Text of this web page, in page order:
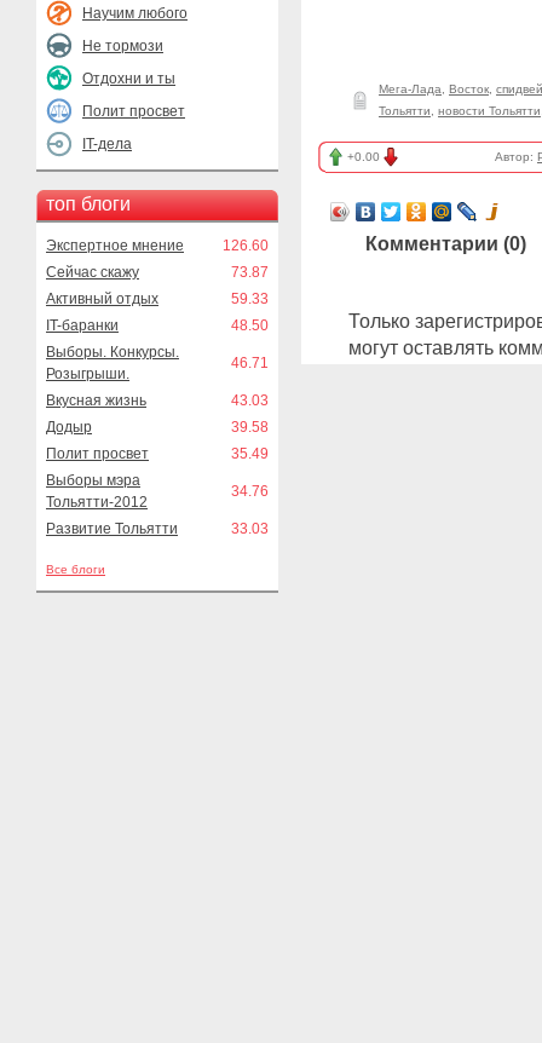
Научим любого
Не тормози
Отдохни и ты
Полит просвет
IT-дела
топ блоги
Экспертное мнение
126.60
Сейчас скажу
73.87
Активный отдых
59.33
IT-баранки
48.50
Выборы. Конкурсы.
Розыгрыши.
46.71
Вкусная жизнь
43.03
Додыр
39.58
Полит просвет
35.49
Выборы мэра
Тольятти-2012
34.76
Развитие Тольятти 33.03
Все блоги
Мега-Лада Восток
Тольятти
новости Тольятти
+0.00 Автор:
Комментарии (0)
Только
могут оставлять